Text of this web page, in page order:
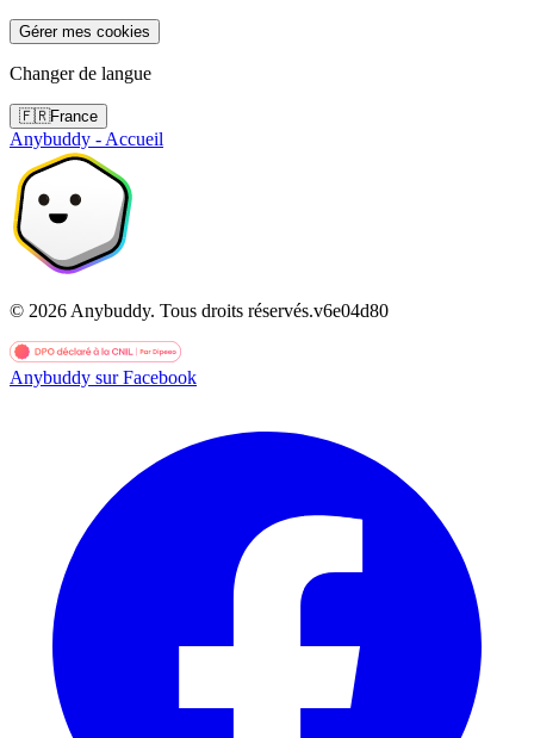
Gérer mes cookies
Changer de langue
🇫🇷France
Anybuddy - Accueil
© 2026 Anybuddy. Tous droits réservés.v6e04d80
Anybuddy sur Facebook